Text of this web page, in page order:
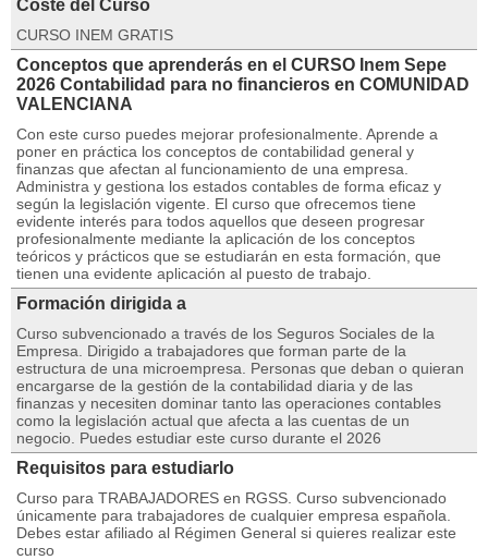
Coste del Curso
CURSO INEM GRATIS
Conceptos que aprenderás en el CURSO Inem Sepe
2026 Contabilidad para no financieros en COMUNIDAD
VALENCIANA
Con este curso puedes mejorar profesionalmente. Aprende a
poner en práctica los conceptos de contabilidad general y
finanzas que afectan al funcionamiento de una empresa.
Administra y gestiona los estados contables de forma eficaz y
según la legislación vigente. El curso que ofrecemos tiene
evidente interés para todos aquellos que deseen progresar
profesionalmente mediante la aplicación de los conceptos
teóricos y prácticos que se estudiarán en esta formación, que
tienen una evidente aplicación al puesto de trabajo.
Formación dirigida a
Curso subvencionado a través de los Seguros Sociales de la
Empresa. Dirigido a trabajadores que forman parte de la
estructura de una microempresa. Personas que deban o quieran
encargarse de la gestión de la contabilidad diaria y de las
finanzas y necesiten dominar tanto las operaciones contables
como la legislación actual que afecta a las cuentas de un
negocio. Puedes estudiar este curso durante el 2026
Requisitos para estudiarlo
Curso para TRABAJADORES en RGSS. Curso subvencionado
únicamente para trabajadores de cualquier empresa española.
Debes estar afiliado al Régimen General si quieres realizar este
curso